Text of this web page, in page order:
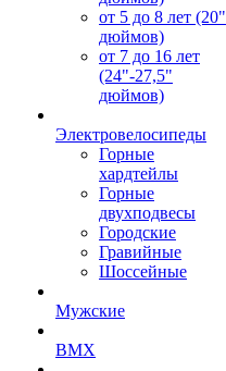
от 5 до 8 лет (20"
дюймов)
от 7 до 16 лет
(24"-27,5"
дюймов)
Электровелосипеды
Горные
хардтейлы
Горные
двухподвесы
Городские
Гравийные
Шоссейные
Мужские
BMX